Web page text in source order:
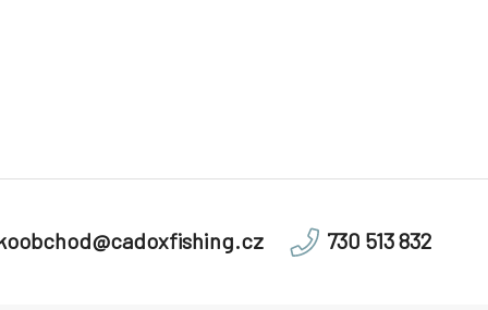
730 513 832